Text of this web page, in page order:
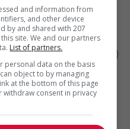
and information from
and other device
by and shared with 207
site. We and our partners
List of partners.
personal data on the basis
object to by managing
at the bottom of this page
withdraw consent in privacy